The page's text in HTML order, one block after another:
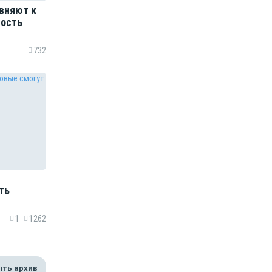
к
732
1 1262
архив